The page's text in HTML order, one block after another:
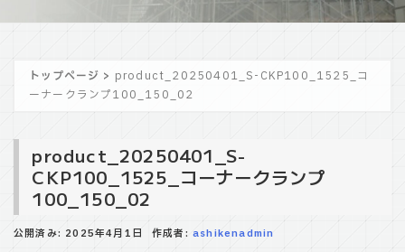
トップページ > product_20250401_S-CKP100_1525_コ
ーナークランプ100_150_02
product_20250401_S-
CKP100_1525_コーナークランプ
100_150_02
公開済み: 2025年4月1日 作成者: ashikenadmin